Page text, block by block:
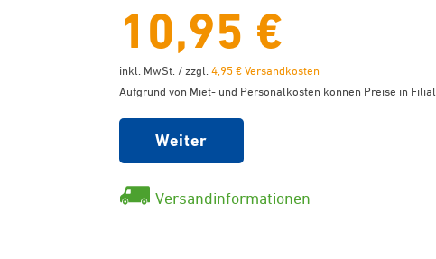
10,95 €
inkl. MwSt. / zzgl. 4,95 € Versandkosten
Aufgrund von Miet- und Personalkosten können Preise in
Weiter
Versandinformationen